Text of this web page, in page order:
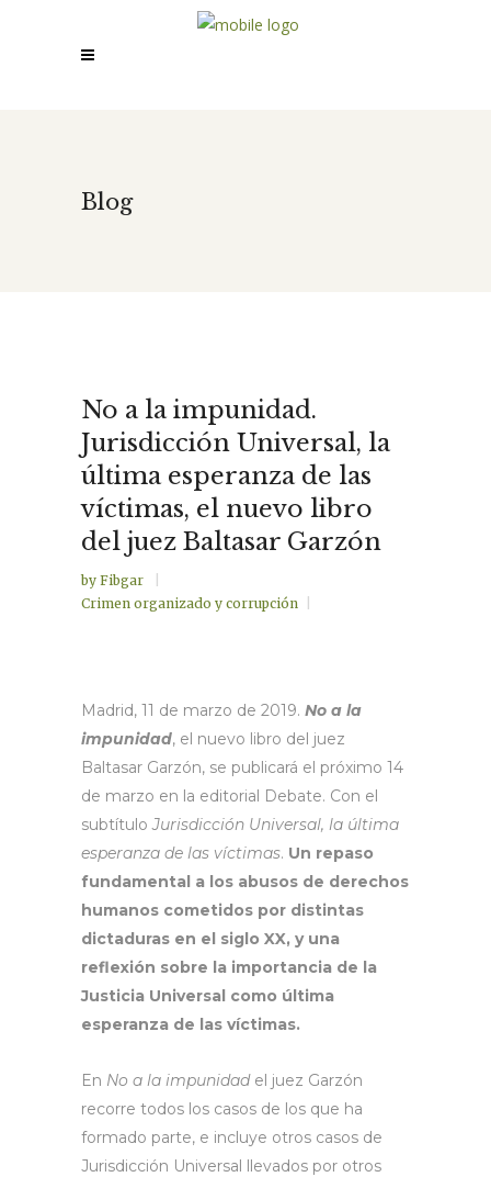
Blog
No a la impunidad.
Jurisdicción Universal, la
última esperanza de las
víctimas, el nuevo libro
del juez Baltasar Garzón
by Fibgar
Crimen organizado y corrupción
Madrid, 11 de marzo de 2019. No a la
impunidad, el nuevo libro del juez
Baltasar Garzón, se publicará el próximo 14
de marzo en la editorial Debate. Con el
subtítuloJurisdicción Universal, la última
esperanza de las víctimas. Un repaso
fundamental a los abusos de derechos
humanos cometidos por distintas
dictaduras en el siglo XX, y una
reflexión sobre la importancia de la
Justicia Universal como última
esperanza de las víctimas.
En No a la impunidadel juez Garzón
recorre todos los casos de los que ha
formado parte, e incluye otros casos de
Jurisdicción Universal llevados por otros